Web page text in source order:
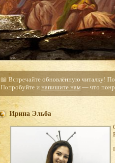
📖 Встречайте обновлённую читалку!
Попробуйте и напишите нам — что
Ирина Эльба